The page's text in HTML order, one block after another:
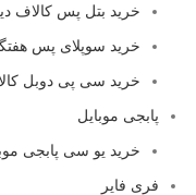
خرید بتل پس کالاف
خرید سوپلای پس
خرید سی پی دوبل
پابجی موبایل
خرید یو سی پابجی
فری فایر